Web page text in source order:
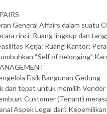
General Affairs dalam suatu
rinci: Ruang lingkup dan
Kerja: Ruang Kantor;
“Self of belonging”
Fisik Bangunan Gedung
dan tepat untuk memilih
Customer (Tenant)
Aspek Legal dari: